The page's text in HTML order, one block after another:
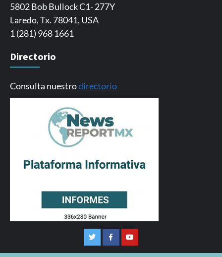
5802 Bob Bullock C1- 277Y
Laredo, Tx. 78041, USA
1 (281) 968 1661
Directorio
Consulta nuestrodirectorio
TwitterFacebookYoutube